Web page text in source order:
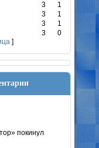
3
1
3
1
3
1
3
0
]
покинул